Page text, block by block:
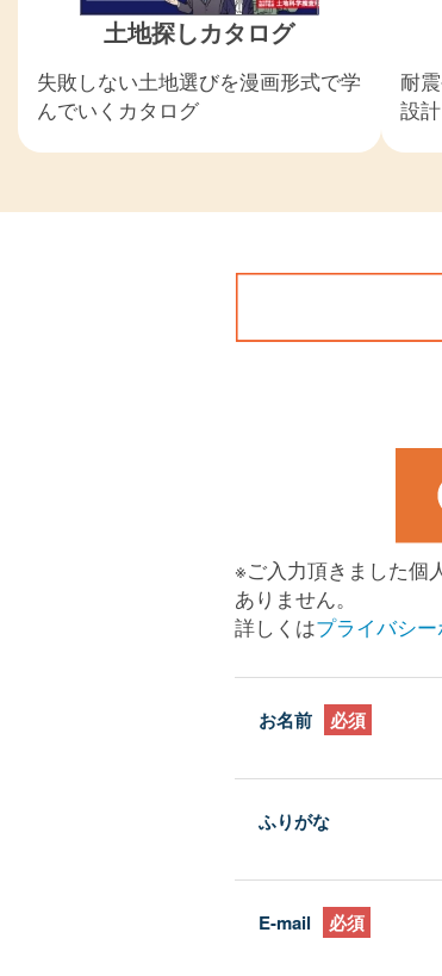
土地探しカタログ
失敗しない土地選びを漫画形式で学
んでいくカタログ
耐
設
※ご入力頂きました個
ありません。
詳しくはプライバシ
お名前 必須
ふりがな
E-mail 必須